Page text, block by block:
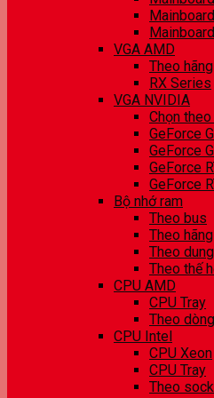
VGA AMD
Theo hãng
RX Series
VGA NVIDIA
Chọn
GeForce
GeForce
GeForce
GeForce
Bộ nhớ ram
Theo bus
Theo hãng
Theo
Theo thế
CPU AMD
CPU Tray
Theo dòng
CPU Intel
CPU Xeon
CPU Tray
Theo